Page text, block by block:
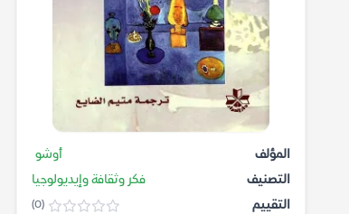
المؤلف
أوشو
التصنيف
فكر وثقافة وإيديولوجيا
التقييم
(0)